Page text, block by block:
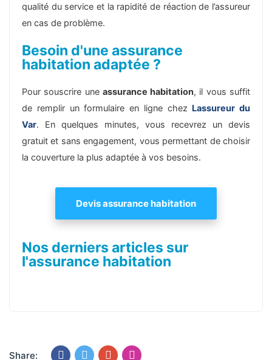
qualité du service et la rapidité de réaction de l’assureur
en cas de problème.
Besoin d'une assurance
habitation adaptée ?
Pour souscrire une assurance habitation, il vous suffit
de remplir un formulaire en ligne chez Lassureur du
Var. En quelques minutes, vous recevrez un devis
gratuit et sans engagement, vous permettant de choisir
la couverture la plus adaptée à vos besoins.
Devis assurance habitation
Nos derniers articles sur
l'assurance habitation
Share: